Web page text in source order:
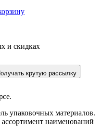
и скидках
крутую рассылку
упаковочных материалов.
наименований